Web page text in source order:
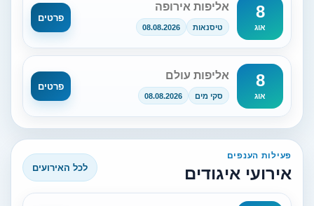
8
אוג
אליפות אירופה
טיסנאות 08.08.2026
פרטים
8
אוג
אליפות עולם
סקי מים 08.08.2026
פרטים
פעילות הענפים
אירועי איגודים לכל האירועים